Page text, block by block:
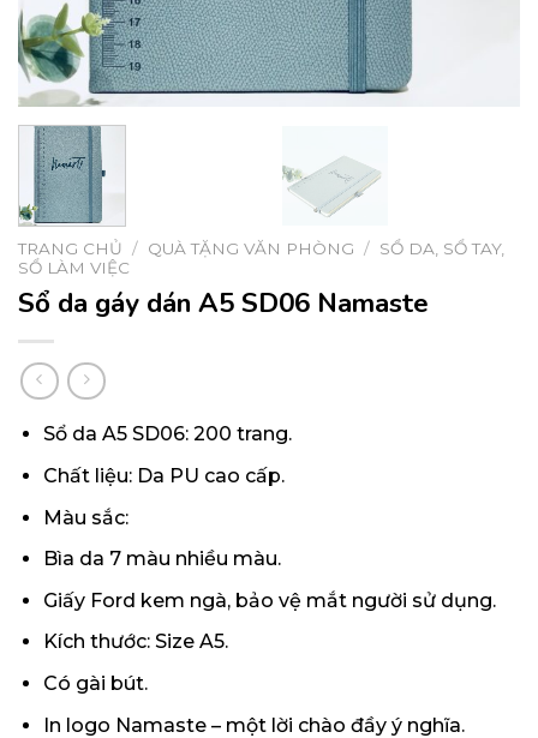
TRANG CHỦ / QUÀ TẶNG VĂN PHÒNG / SỔ DA, SỔ TAY,
SỔ LÀM VIỆC
Sổ da gáy dán A5 SD06 Namaste
Sổ da A5 SD06: 200 trang.
Chất liệu: Da PU cao cấp.
Màu sắc:
Bìa da 7 màu nhiều màu.
Giấy Ford kem ngà, bảo vệ mắt người sử dụng.
Kích thước: Size A5.
Có gài bút.
In logo Namaste – một lời chào đầy ý nghĩa.